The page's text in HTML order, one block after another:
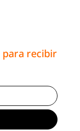
recibir